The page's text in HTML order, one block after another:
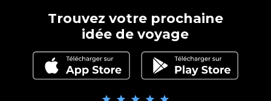
Trouvez votre prochaine
idée de voyage